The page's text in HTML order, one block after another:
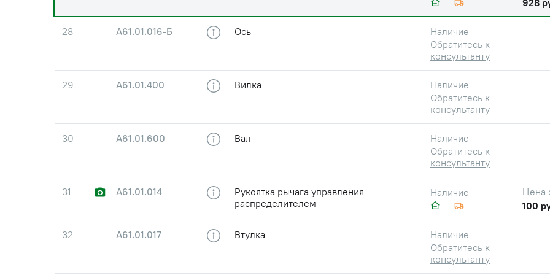
928
28 А61.01.016-Б Ось
Наличие
Обратитесь к
консультанту
29 А61.01.400 Вилка
Наличие
Обратитесь к
консультанту
30 А61.01.600 Вал
Наличие
Обратитесь к
консультанту
31 А61.01.014
Рукоятка рычага управления
распределителем
Наличие
Цена
100
32 А61.01.017 Втулка
Наличие
Обратитесь к
консультанту